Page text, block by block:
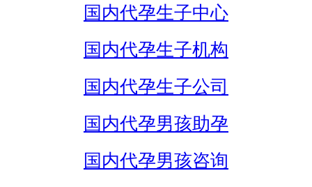
国内代孕生子中心
国内代孕生子机构
国内代孕生子公司
国内代孕男孩助孕
国内代孕男孩咨询